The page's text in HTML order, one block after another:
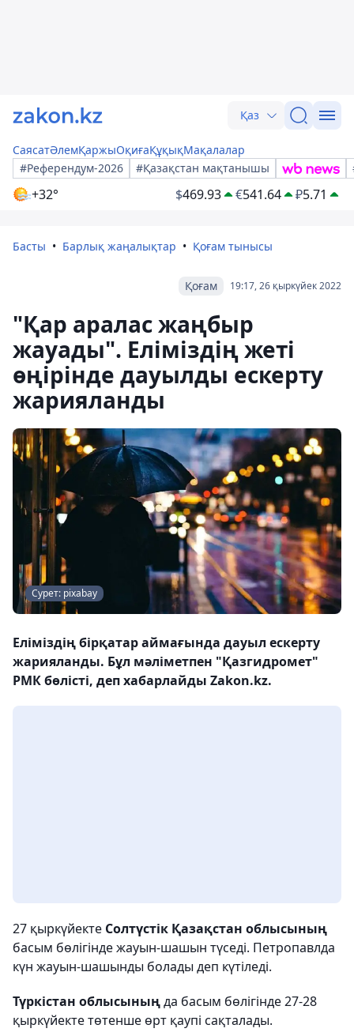
Қаз
СаясатӘлемҚаржыОқиғаҚұқықМақалалар
#Референдум-2026
#Қазақстан мақтанышы
+32° $469.93 €541.64 ₽5.71
Басты Барлық жаңалықтар Қоғам тынысы
19:17, 26 қыркүйек 2022
Қоғам
"Қар аралас жаңбыр
жауады". Еліміздің жеті
өңірінде дауылды ескерту
жарияланды
Сурет: pixabay
Еліміздің бірқатар аймағында дауыл ескерту
жарияланды. Бұл мәліметпен "Қазгидромет"
РМК бөлісті, деп хабарлайды Zakon.kz.
27 қыркүйекте Солтүстік Қазақстан облысының
басым бөлігінде жауын-шашын түседі. Петропавлда
күн жауын-шашынды болады деп күтіледі.
Түркістан облысыныңда басым бөлігінде 27-28
қыркүйекте төтенше өрт қаупі сақталады.